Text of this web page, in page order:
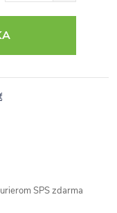
SPS zdarma